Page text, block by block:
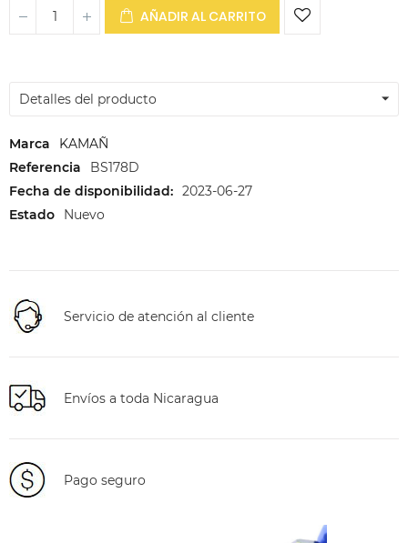
AÑADIR AL CARRITO
Detalles del producto
Marca
KAMAÑ
Referencia
BS178D
Fecha de disponibilidad: 2023-06-27
Estado
Nuevo
Servicio de atención al cliente
Envíos a toda Nicaragua
Pago seguro